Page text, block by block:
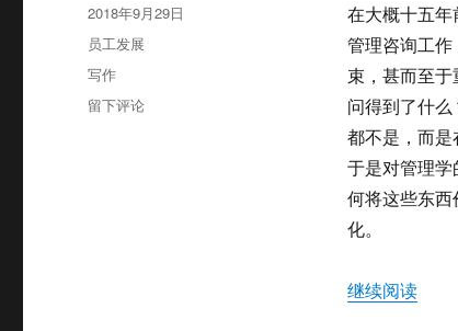
在大概十五
管理咨询工
束，甚而至
问得到了什
都不是，而
于是对管理
何将这些东
化。
继续阅读“为
发
布
于
2018年9月29日
分
类
员工发展
标
签
写作
于
留下评论